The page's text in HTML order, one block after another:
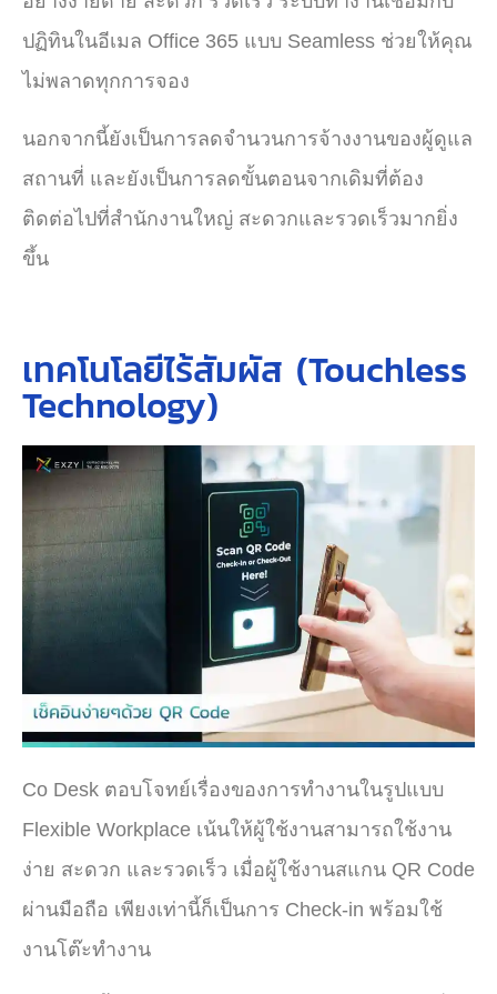
ปฏิทินในอีเมล Office 365 แบบ Seamless ช่วยให้คุณ
ไม่พลาดทุกการจอง
นอกจากนี้ยังเป็นการลดจำนวนการจ้างงานของผู้ดูแล
สถานที่ และยังเป็นการลดขั้นตอนจากเดิมที่ต้อง
ติดต่อไปที่สำนักงานใหญ่ สะดวกและรวดเร็วมากยิ่ง
ขึ้น
เทคโนโลยีไร้สัมผัส (Touchless
Technology)
Co Desk ตอบโจทย์เรื่องของการทำงานในรูปแบบ
Flexible Workplace เน้นให้ผู้ใช้งานสามารถใช้งาน
ง่าย สะดวก และรวดเร็ว เมื่อผู้ใช้งานสแกน QR Code
ผ่านมือถือ เพียงเท่านี้ก็เป็นการ Check-in พร้อมใช้
งานโต๊ะทำงาน